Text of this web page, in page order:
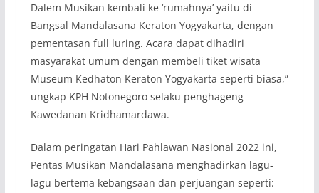
Dalem Musikan kembali ke ‘rumahnya’ yaitu di
Bangsal Mandalasana Keraton Yogyakarta, dengan
pementasan full luring. Acara dapat dihadiri
masyarakat umum dengan membeli tiket wisata
Museum Kedhaton Keraton Yogyakarta seperti biasa,”
ungkap KPH Notonegoro selaku penghageng
Kawedanan Kridhamardawa.
Dalam peringatan Hari Pahlawan Nasional 2022 ini,
Pentas Musikan Mandalasana menghadirkan lagu-
lagu bertema kebangsaan dan perjuangan seperti: